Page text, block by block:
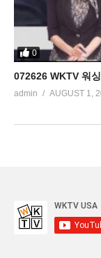
0
072626 WKTV 워
admin AUGUST 1,